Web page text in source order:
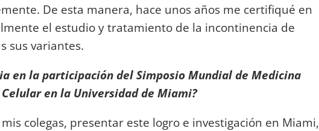
De esta manera, hace unos años me certifiqué en
el estudio y tratamiento de la incontinencia de
sus variantes.
en la participación del Simposio Mundial de Medicina
en la Universidad de Miami?
colegas, presentar este logro e investigación en Miami,